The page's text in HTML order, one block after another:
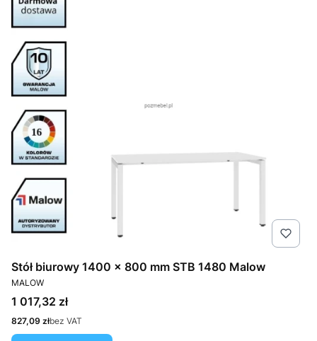
Stół biurowy 1400 × 800 mm STB 1480 Malow
PRODUCENT
MALOW
Cena
1 017,32 zł
Cena
827,09 złbez VAT